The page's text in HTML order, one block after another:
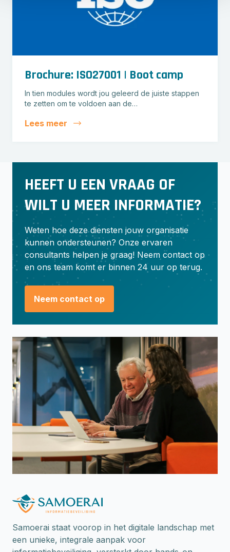
Brochure: ISO27001 | Boot camp
In tien modules wordt jou geleerd de juiste stappen
te zetten om te voldoen aan de…
Lees meer
HEEFT U EEN VRAAG OF
WILT U MEER INFORMATIE?
Weten hoe deze diensten jouw organisatie
kunnen ondersteunen? Onze ervaren
consultants helpen je graag! Neem contact op
en ons team komt er binnen 24 uur op terug.
Neem contact op
Samoerai staat voorop in het digitale landschap met
een unieke, integrale aanpak voor